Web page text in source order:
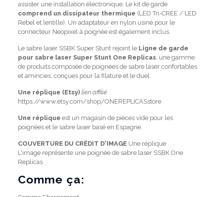
assister une installation électronique. Le kit de garde
comprend un dissipateur thermique (LED Tri-CREE / LED
Rebel et lentille). Un adaptateur en nylon usiné pour le
connecteur Neopixel à poignée est également inclus.
Le sabre laser SSBK Super Stunt rejoint le Ligne de garde
pour sabre laser Super Stunt One Replicas, une gamme
de produits composée de poignées de sabre laser confortables
et amincies, conçues pour la filature et le duel.
Une réplique (Etsy) lien affilié
https://www.etsy.com/shop/ONEREPLICASstore
Une réplique est un magasin de pièces vide pour les
poignées et le sabre laser basé en Espagne.
COUVERTURE DU CRÉDIT D'IMAGEUne réplique
L'image représente une poignée de sabre laser SSBK One
Replicas
Comme ça: